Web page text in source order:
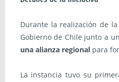
Durante la realización de la
Gobierno de Chile junto a
una alianza regionalpara
La instancia tuvo su